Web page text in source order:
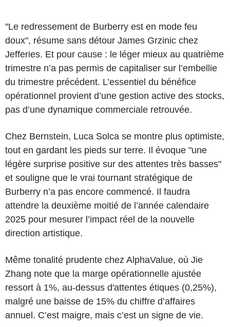
"Le redressement de Burberry est en mode feu
doux", résume sans détour James Grzinic chez
Jefferies. Et pour cause : le léger mieux au quatrième
trimestre n’a pas permis de capitaliser sur l’embellie
du trimestre précédent. L’essentiel du bénéfice
opérationnel provient d’une gestion active des stocks,
pas d’une dynamique commerciale retrouvée.
Chez Bernstein, Luca Solca se montre plus optimiste,
tout en gardant les pieds sur terre. Il évoque "une
légère surprise positive sur des attentes très basses"
et souligne que le vrai tournant stratégique de
Burberry n’a pas encore commencé. Il faudra
attendre la deuxième moitié de l’année calendaire
2025 pour mesurer l’impact réel de la nouvelle
direction artistique.
Même tonalité prudente chez AlphaValue, où Jie
Zhang note que la marge opérationnelle ajustée
ressort à 1%, au-dessus d'attentes étiques (0,25%),
malgré une baisse de 15% du chiffre d’affaires
annuel. C’est maigre, mais c’est un signe de vie.